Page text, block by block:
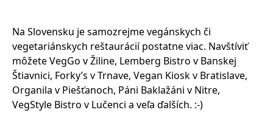
Na Slovensku je samozrejme vegánskych či
vegetariánskych reštaurácií postatne viac. Navštíviť
môžete VegGo v Žiline, Lemberg Bistro v Banskej
Štiavnici, Forky’s v Trnave, Vegan Kiosk v Bratislave,
Organila v Piešťanoch, Páni Baklažáni v Nitre,
VegStyle Bistro v Lučenci a veľa ďalších. :-)